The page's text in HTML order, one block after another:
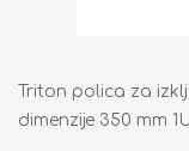
Triton polica za
dimenzije 350 mm